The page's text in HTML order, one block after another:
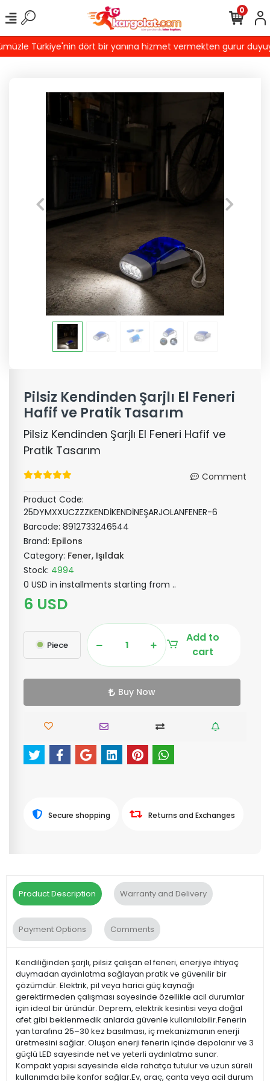
Türkiye'nin dört bir yanına hizmet vermekten gurur
0
Pilsiz Kendinden Şarjlı El Feneri
Hafif ve Pratik Tasarım
Pilsiz Kendinden Şarjlı El Feneri Hafif ve
Pratik Tasarım
Comment
Product Code:
25DYMXXUCZZZKENDİKENDİNEŞARJOLANFENER-6
Barcode: 8912733246544
Brand: Epilons
Category: Fener, Işıldak
Stock: 4994
0 USD in installments starting from ..
6 USD
Piece
Add to
cart
Buy Now
Secure shopping Returns and Exchanges
Product Description Warranty and Delivery
Payment Options Comments
Kendiliğinden şarjlı, pilsiz çalışan el feneri, enerjiye ihtiyaç
duymadan aydınlatma sağlayan pratik ve güvenilir bir
çözümdür. Elektrik, pil veya harici güç kaynağı
gerektirmeden çalışması sayesinde özellikle acil durumlar
için ideal bir üründür. Deprem, elektrik kesintisi veya doğal
afet gibi beklenmedik anlarda güvenle kullanılabilir.Fenerin
yan tarafına 25–30 kez basılması, iç mekanizmanın enerji
üretmesini sağlar. Oluşan enerji fenerin içinde depolanır ve 3
güçlü LED sayesinde net ve yeterli aydınlatma sunar.
Kompakt yapısı sayesinde elde rahatça tutulur ve uzun süreli
kullanımda bile konfor sağlar.Ev, araç, çanta veya acil durum